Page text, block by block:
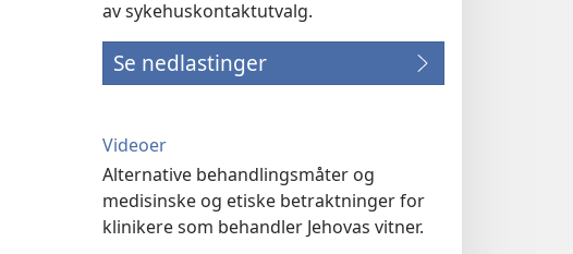
av sykehuskontaktutvalg.
Se nedlastinger
Videoer
Alternative behandlingsmåter og
medisinske og etiske betraktninger for
klinikere som behandler Jehovas vitner.